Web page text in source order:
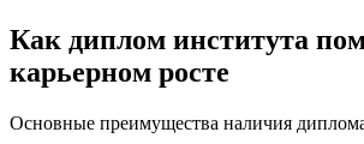
Как диплом института
карьерном росте
Основные преимущества наличия